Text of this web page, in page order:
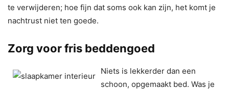
te verwijderen; hoe fijn dat soms ook kan zijn, het komt je
nachtrust niet ten goede.
Zorg voor fris beddengoed
Niets is lekkerder dan een
schoon, opgemaakt bed. Was je